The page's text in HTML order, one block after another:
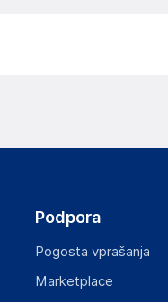
Podpora
Pogosta vprašanja
Marketplace